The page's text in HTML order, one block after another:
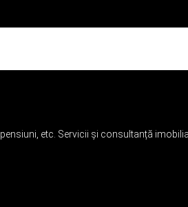
etc. Servicii și consultanță